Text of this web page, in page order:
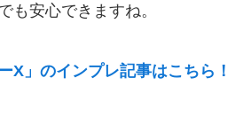
も安心できますね。
X」のインプレ記事はこちら！